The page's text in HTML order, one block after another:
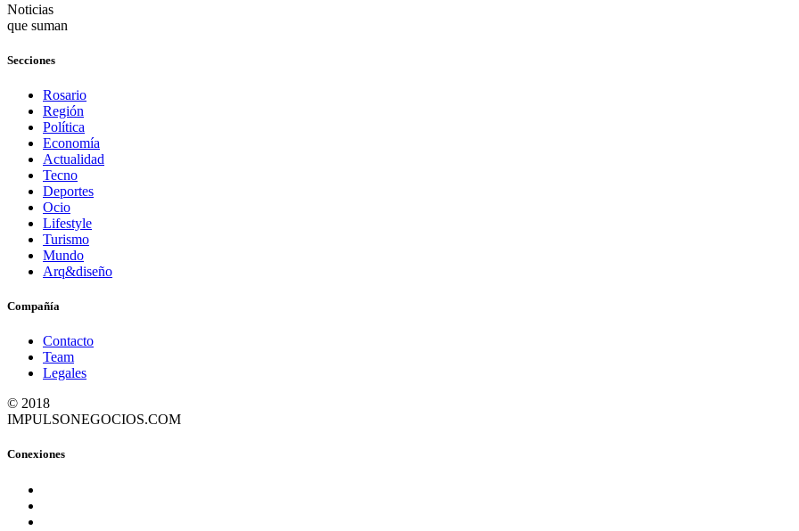
Noticias
que suman
Secciones
Rosario
Región
Política
Economía
Actualidad
Tecno
Deportes
Ocio
Lifestyle
Turismo
Mundo
Arq&diseño
Compañía
Contacto
Team
Legales
© 2018
IMPULSONEGOCIOS.COM
Conexiones